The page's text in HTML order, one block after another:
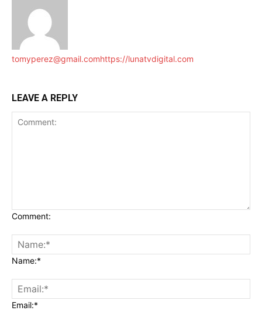
tomyperez@gmail.comhttps://lunatvdigital.com
LEAVE A REPLY
Comment:
Name:*
Email:*